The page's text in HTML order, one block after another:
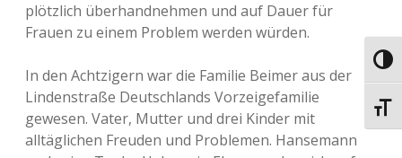
plötzlich überhandnehmen und auf Dauer für
Frauen zu einem Problem werden würden.
In den Achtzigern war die Familie Beimer aus der
Lindenstraße Deutschlands Vorzeigefamilie
gewesen. Vater, Mutter und drei Kinder mit
alltäglichen Freuden und Problemen. Hansemann